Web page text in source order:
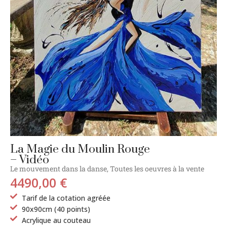
La Magie du Moulin Rouge
– Vidéo
Le mouvement dans la danse, Toutes les oeuvres à la vente
4490,00 €
Tarif de la cotation agréée
90x90cm (40 points)
Acrylique au couteau